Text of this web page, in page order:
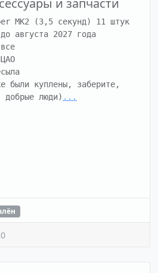
и запчасти
MK2 (3,5 секунд) 11 штук
августа 2027 года
были куплены, заберите,
добрые люди) ...